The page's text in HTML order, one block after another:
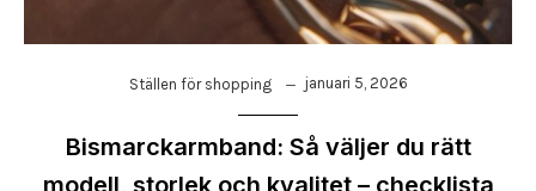
Ställen för shopping januari 5, 2026
Bismarckarmband: Så väljer du rätt
modell, storlek och kvalitet – checklista